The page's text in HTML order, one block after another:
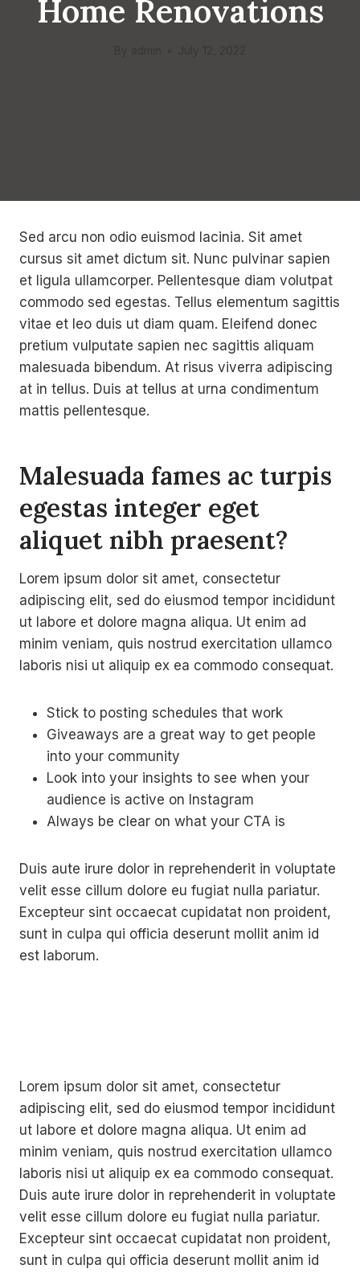
Home Renovations
Sed arcu non odio euismod lacinia. Sit amet
cursus sit amet dictum sit. Nunc pulvinar sapien
et ligula ullamcorper. Pellentesque diam volutpat
commodo sed egestas. Tellus elementum sagittis
vitae et leo duis ut diam quam. Eleifend donec
pretium vulputate sapien nec sagittis aliquam
malesuada bibendum. At risus viverra adipiscing
at in tellus. Duis at tellus at urna condimentum
mattis pellentesque.
Malesuada fames ac turpis
egestas integer eget
aliquet nibh praesent?
Lorem ipsum dolor sit amet, consectetur
adipiscing elit, sed do eiusmod tempor incididunt
ut labore et dolore magna aliqua. Ut enim ad
minim veniam, quis nostrud exercitation ullamco
laboris nisi ut aliquip ex ea commodo consequat.
Stick to posting schedules that work
Giveaways are a great way to get people
into your community
Look into your insights to see when your
audience is active on Instagram
Always be clear on what your CTA is
Duis aute irure dolor in reprehenderit in voluptate
velit esse cillum dolore eu fugiat nulla pariatur.
Excepteur sint occaecat cupidatat non proident,
sunt in culpa qui officia deserunt mollit anim id
est laborum.
Lorem ipsum dolor sit amet, consectetur
adipiscing elit, sed do eiusmod tempor incididunt
ut labore et dolore magna aliqua. Ut enim ad
minim veniam, quis nostrud exercitation ullamco
laboris nisi ut aliquip ex ea commodo consequat.
Duis aute irure dolor in reprehenderit in voluptate
velit esse cillum dolore eu fugiat nulla pariatur.
Excepteur sint occaecat cupidatat non proident,
sunt in culpa qui officia deserunt mollit anim id